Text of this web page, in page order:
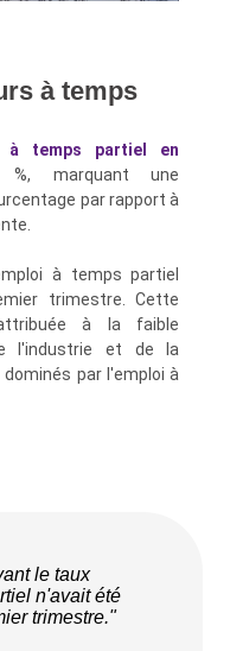
à temps
à temps partiel en
marquant une
par rapport à
à temps partiel
trimestre. Cette
à la faible
l'industrie et de la
par l'emploi à
le taux
n'avait été
trimestre."